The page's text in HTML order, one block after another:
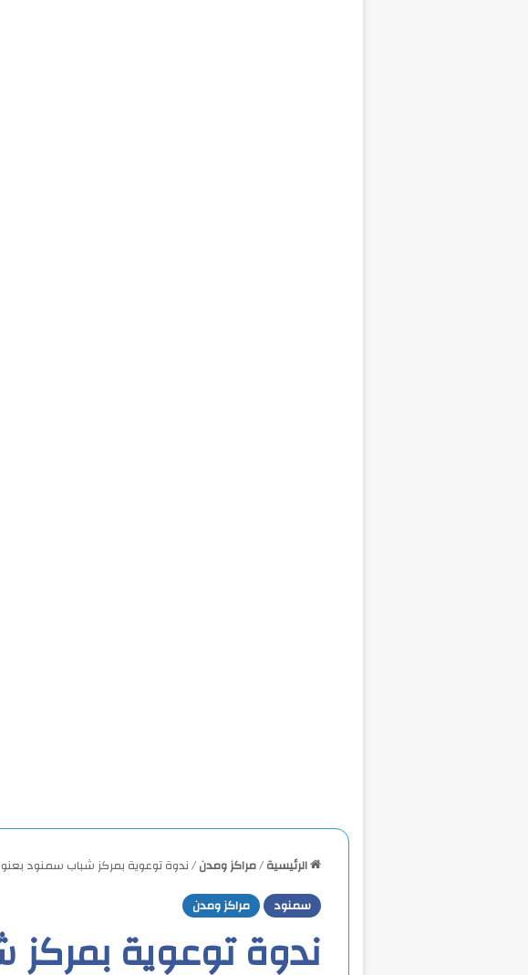
الرئيسية/مراكز ومدن/ندوة توعوية بمركز شباب سمنود
سمنود
مراكز ومدن
ندوة توعوية